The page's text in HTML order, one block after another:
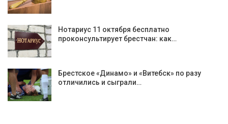
Нотариус 11 октября бесплатно
проконсультирует брестчан: как…
Брестское «Динамо» и «Витебск» по разу
отличились и сыграли…